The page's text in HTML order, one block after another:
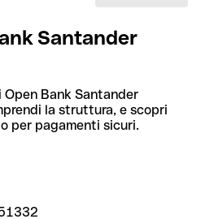
Santander
Bank Santander
la struttura, e scopri
per pagamenti sicuri.